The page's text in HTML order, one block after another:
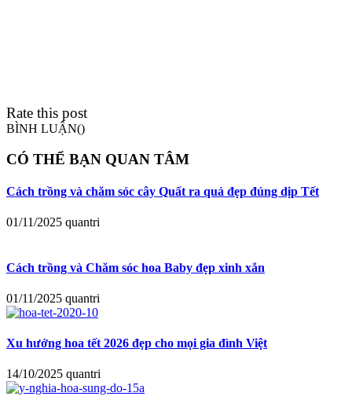
Rate this post
BÌNH LUẬN()
CÓ THỂ BẠN QUAN TÂM
Cách trồng và chăm sóc cây Quất ra quả đẹp đúng dịp Tết
01/11/2025 quantri
Cách trồng và Chăm sóc hoa Baby đẹp xinh xắn
01/11/2025 quantri
Xu hướng hoa tết 2026 đẹp cho mọi gia đình Việt
14/10/2025 quantri